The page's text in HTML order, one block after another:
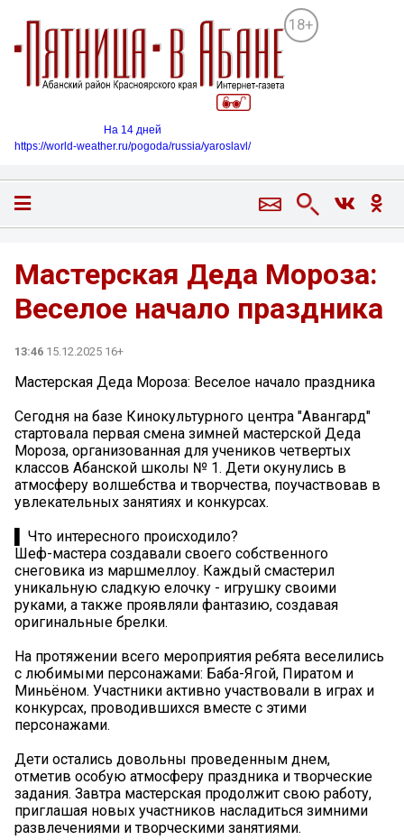
18+
На 14 дней
https://world-weather.ru/pogoda/russia/yaroslavl/
Мастерская Деда Мороза:
Веселое начало праздника
13:46 15.12.2025 16+
Мастерская Деда Мороза: Веселое начало праздника
Сегодня на базе Кинокультурного центра "Авангард"
стартовала первая смена зимней мастерской Деда
Мороза, организованная для учеников четвертых
классов Абанской школы № 1. Дети окунулись в
атмосферу волшебства и творчества, поучаствовав в
увлекательных занятиях и конкурсах.
▌ Что интересного происходило?
Шеф-мастера создавали своего собственного
снеговика из маршмеллоу. Каждый смастерил
уникальную сладкую елочку - игрушку своими
руками, а также проявляли фантазию, создавая
оригинальные брелки.
На протяжении всего мероприятия ребята веселились
с любимыми персонажами: Баба-Ягой, Пиратом и
Миньёном. Участники активно участвовали в играх и
конкурсах, проводившихся вместе с этими
персонажами.
Дети остались довольны проведенным днем,
отметив особую атмосферу праздника и творческие
задания. Завтра мастерская продолжит свою работу,
приглашая новых участников насладиться зимними
развлечениями и творческими занятиями.